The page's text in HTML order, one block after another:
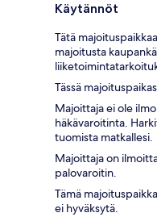
Käytännöt
Tätä
majoitusta
Tässä
Majoittaja ei ole
häkävaroitinta.
tuomista matkallesi.
Majoittaja on
palovaroitin.
Tämä
ei hyväksytä.